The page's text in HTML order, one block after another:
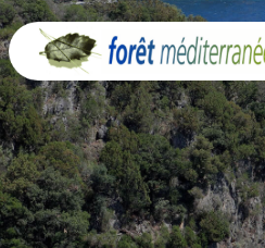
Panneau de gestion des cookies